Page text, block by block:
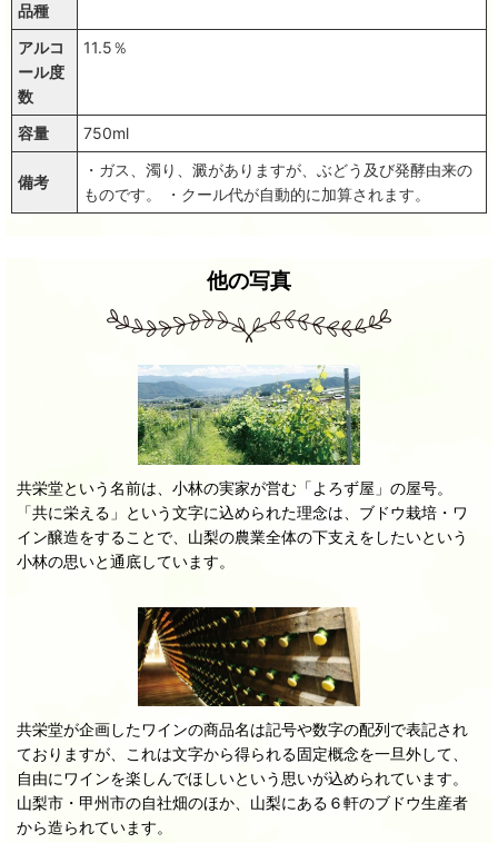
品種
アルコ
ール度
数
11.5％
容量 750ml
備考
・ガス、濁り、澱がありますが、ぶどう及び発酵由来の
ものです。 ・クール代が自動的に加算されます。
他の写真
共栄堂という名前は、小林の実家が営む「よろず屋」の屋号。
「共に栄える」という文字に込められた理念は、ブドウ栽培・ワ
イン醸造をすることで、山梨の農業全体の下支えをしたいという
小林の思いと通底しています。
共栄堂が企画したワインの商品名は記号や数字の配列で表記され
ておりますが、これは文字から得られる固定概念を一旦外して、
自由にワインを楽しんでほしいという思いが込められています。
山梨市・甲州市の自社畑のほか、山梨にある６軒のブドウ生産者
から造られています。